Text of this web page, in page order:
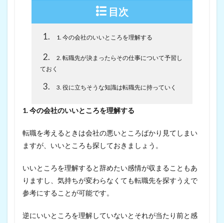
目次
1 1. 今の会社のいいところを理解する
2
2. 転職先が決まったらその仕事について予習し
ておく
3 3. 役に立ちそうな知識は転職先に持っていく
1. 今の会社のいいところを理解する
転職を考えるときは会社の悪いところばかり見てしまい
ますが、いいところも探しておきましょう。
いいところを理解すると辞めたい感情が収まることもあ
りますし、気持ちが変わらなくても転職先を探すうえで
参考にすることが可能です。
逆にいいところを理解していないとそれが当たり前と感